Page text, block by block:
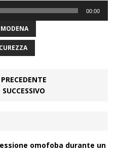
00:00
MODENA
omofoba durante un